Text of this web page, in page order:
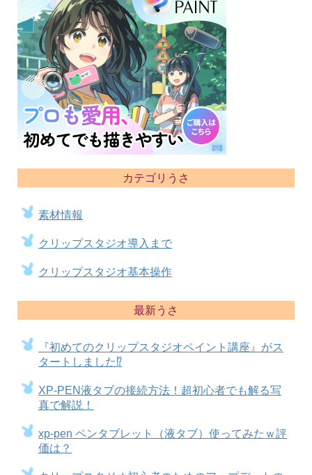
カテゴリうさ
素材情報
クリップスタジオ導入まで
クリップスタジオ基本操作
最新うさ
『初めてのクリップスタジオペイント講座』がス
タートしました⁉
XP-PEN液タブの接続方法！超初心者でも解る写
真で解説！
xp-pen ペンタブレット（液タブ）使ってみたｗ評
価は？